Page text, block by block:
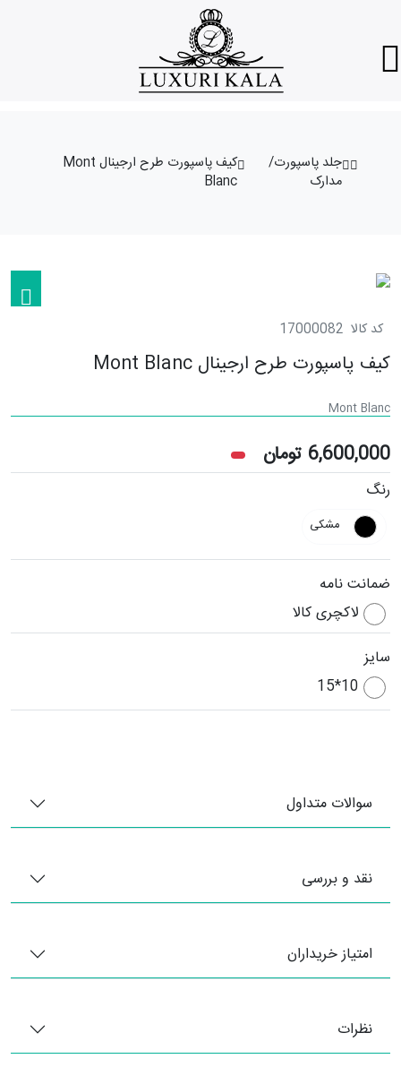
جلد پاسپورت/
مدارک
کیف پاسپورت طرح ارجینال Mont
Blanc
کد کالا 17000082
کیف پاسپورت طرح ارجینال Mont Blanc
Mont Blanc
6,600,000 تومان
رنگ
مشکی
ضمانت نامه
لاکچری کالا
سایز
10*15
سوالات متداول
نقد و بررسی
امتیاز خریداران
نظرات